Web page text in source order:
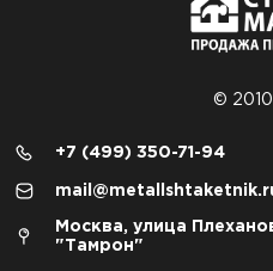
©
+7 (499) 350-71-94
Москва, улица
"Тамрон"